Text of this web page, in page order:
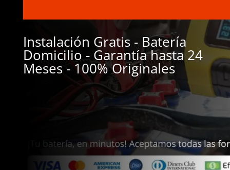
Instalación Gratis - Batería
Domicilio - Garantía hasta 24
Meses - 100% Originales